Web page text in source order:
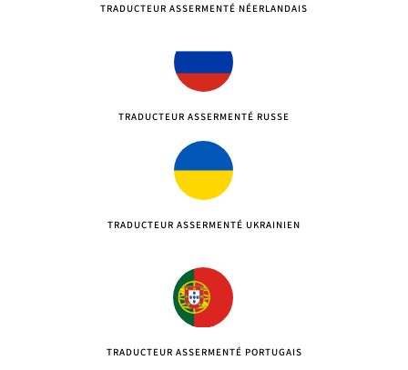
TRADUCTEUR ASSERMENTÉ NÉERLANDAIS
TRADUCTEUR ASSERMENTÉ RUSSE
TRADUCTEUR ASSERMENTÉ UKRAINIEN
TRADUCTEUR ASSERMENTÉ PORTUGAIS